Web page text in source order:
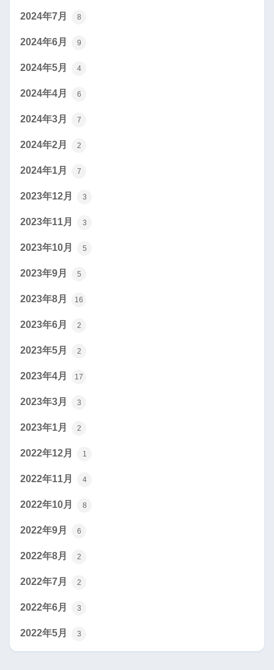
2024年7月 8
2024年6月 9
2024年5月 4
2024年4月 6
2024年3月 7
2024年2月 2
2024年1月 7
2023年12月 3
2023年11月 3
2023年10月 5
2023年9月 5
2023年8月 16
2023年6月 2
2023年5月 2
2023年4月 17
2023年3月 3
2023年1月 2
2022年12月 1
2022年11月 4
2022年10月 8
2022年9月 6
2022年8月 2
2022年7月 2
2022年6月 3
2022年5月 3